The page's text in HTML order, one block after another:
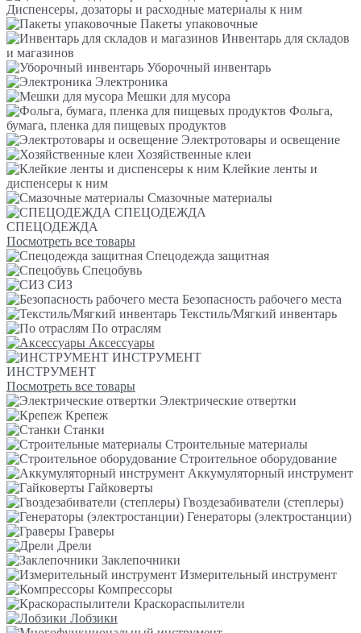
Диспенсеры, дозаторы и расходные материалы к ним
Пакеты упаковочные
Инвентарь для складов
и магазинов
Уборочный инвентарь
Электроника
Мешки для мусора
Фольга,
бумага, пленка для пищевых продуктов
Электротовары и освещение
Хозяйственные клеи
Клейкие ленты и
диспенсеры к ним
Смазочные материалы
СПЕЦОДЕЖДА
СПЕЦОДЕЖДА
Посмотреть все товары
Спецодежда защитная
Спецобувь
СИЗ
Безопасность рабочего места
Текстиль/Мягкий инвентарь
По отраслям
Аксессуары
ИНСТРУМЕНТ
ИНСТРУМЕНТ
Посмотреть все товары
Электрические отвертки
Крепеж
Станки
Строительные материалы
Строительное оборудование
Аккумуляторный инструмент
Гайковерты
Гвоздезабиватели (степлеры)
Генераторы (электростанции)
Граверы
Дрели
Заклепочники
Измерительный инструмент
Компрессоры
Краскораспылители
Лобзики